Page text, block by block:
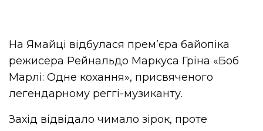
На Ямайці відбулася прем’єра байопіка
режисера Рейнальдо Маркуса Гріна «Боб
Марлі: Одне кохання», присвяченого
легендарному реггі-музиканту.
Захід відвідало чимало зірок, проте